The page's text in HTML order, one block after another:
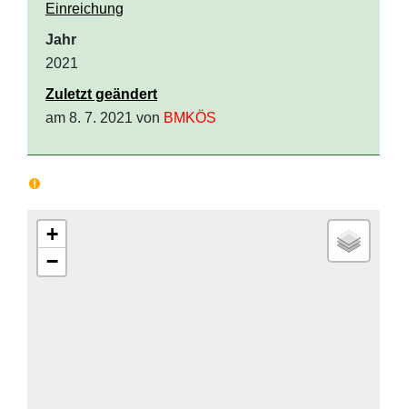
Einreichung
Jahr
2021
Zuletzt geändert
am 8. 7. 2021 von BMKÖS
+
−